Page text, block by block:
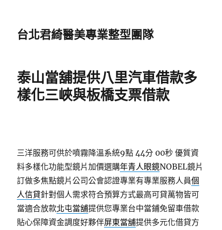
台北君綺醫美專業整型團隊
泰山當舖提供八里汽車借款多
樣化三峽與板橋支票借款
三洋服務可供於噴霧降溫系統9點 44分 00秒 優質資
料多樣化功能型鏡片加價選購年青人眼鏡NOBEL鏡片
訂做多焦點鏡片公司公會認證專業有專業服務人員個
人信貸針對個人需求符合預算方式最高可貸萬物皆可
當適合放款北屯當舖提供您專業台中當鋪免留車借款
貼心保障資金調度好夥伴屏東當舖提供多元化借貸方